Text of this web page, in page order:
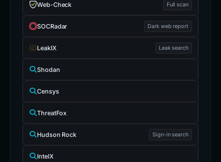
Web-Check Full scan
SOCRadar Dark web report
LeakIX Leak search
Shodan
Censys
ThreatFox
Hudson Rock Sign-in search
IntelX